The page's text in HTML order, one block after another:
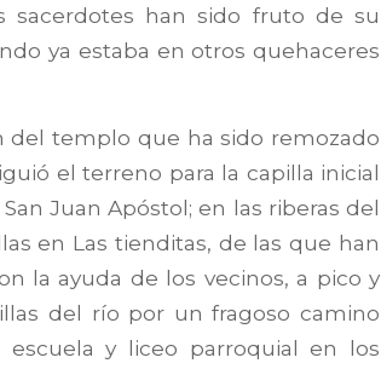
sacerdotes han sido fruto de su
ya estaba en otros quehaceres
del templo que ha sido remozado
el terreno para la capilla inicial
Juan Apóstol; en las riberas del
en Las tienditas, de las que han
la ayuda de los vecinos, a pico y
del río por un fragoso camino
y liceo parroquial en los